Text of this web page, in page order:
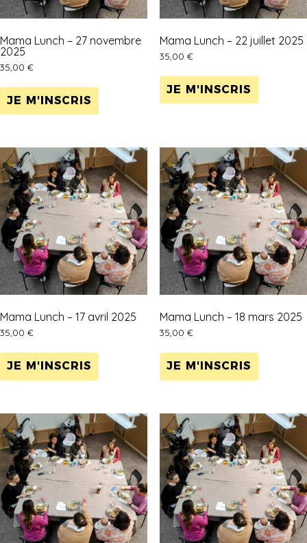
Mama Lunch – 27 novembre
2025
35,00 €
JE M'INSCRIS
Mama Lunch – 22 juillet 2025
35,00 €
JE M'INSCRIS
Mama Lunch – 17 avril 2025
35,00 €
JE M'INSCRIS
Mama Lunch – 18 mars 2025
35,00 €
JE M'INSCRIS